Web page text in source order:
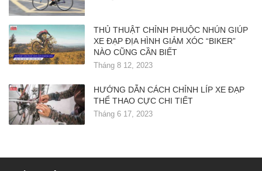
THỦ THUẬT CHỈNH PHUỘC NHÚN GIÚP
XE ĐẠP ĐỊA HÌNH GIẢM XÓC “BIKER”
NÀO CŨNG CẦN BIẾT
Tháng 8 12, 2023
HƯỚNG DẪN CÁCH CHỈNH LÍP XE ĐẠP
THỂ THAO CỰC CHI TIẾT
Tháng 6 17, 2023